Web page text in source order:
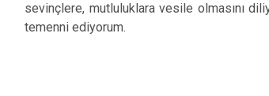
sevinçlere, mutluluklara vesile olmasını
temenni ediyorum.